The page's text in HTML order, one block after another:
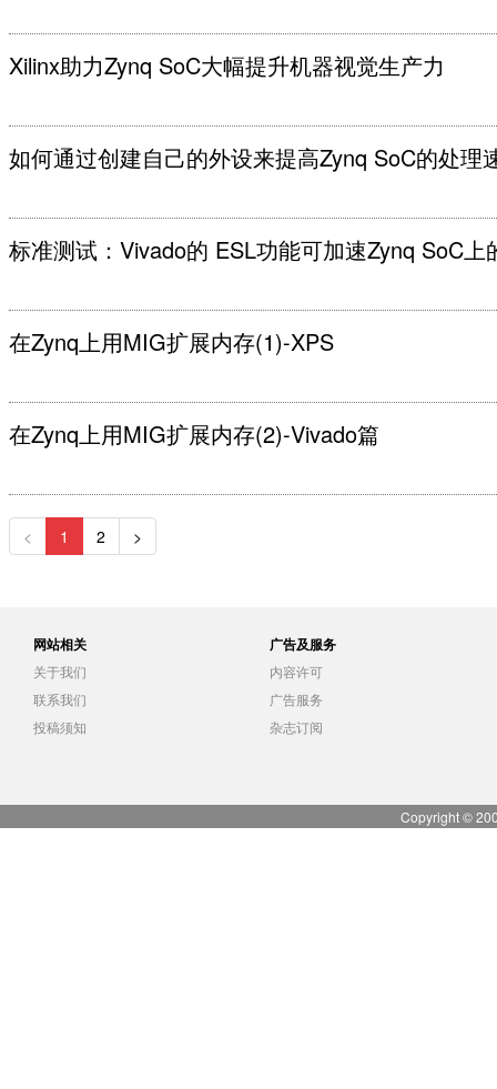
Xilinx助力Zynq SoC大幅提升机器视觉生产力
如何通过创建自己的外设来提高Zynq SoC的处理
标准测试：Vivado的 ESL功能可加速Zynq SoC上
在Zynq上用MIG扩展内存(1)-XPS
在Zynq上用MIG扩展内存(2)-Vivado篇
< 1 2 >
网站相关
关于我们
联系我们
投稿须知
广告及服务
内容许可
广告服务
杂志订阅
Copyright ©